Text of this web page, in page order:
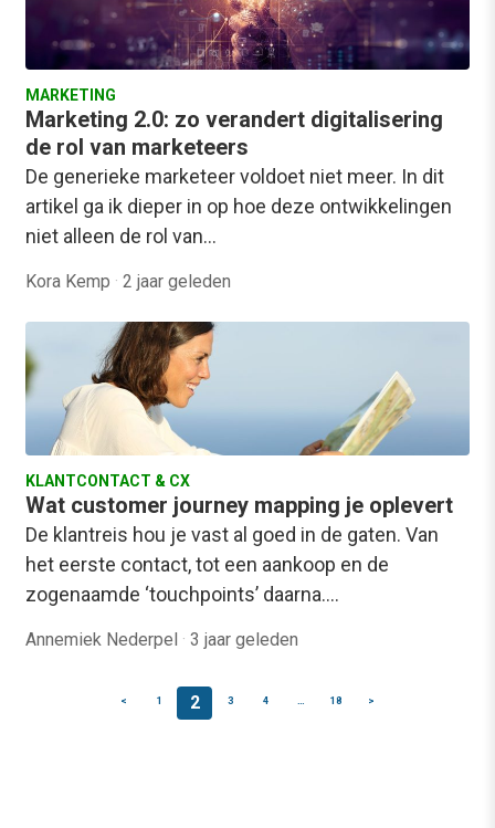
MARKETING
Marketing 2.0: zo verandert digitalisering
de rol van marketeers
De generieke marketeer voldoet niet meer. In dit
artikel ga ik dieper in op hoe deze ontwikkelingen
niet alleen de rol van…
Kora Kemp · 2 jaar geleden
KLANTCONTACT & CX
Wat customer journey mapping je oplevert
De klantreis hou je vast al goed in de gaten. Van
het eerste contact, tot een aankoop en de
zogenaamde ‘touchpoints’ daarna.…
Annemiek Nederpel · 3 jaar geleden
< 1 2 3 4 18 >